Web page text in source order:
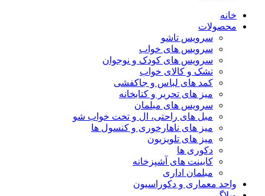
خانه
محصولات
سرویس تاشو
سرویس های خواب
سرویس های کودک و نوجوان
تشک و کالای خواب
کمد های لباس و جاکفشی
میز های تحریر و کتابخانه
سرویس های مبلمان
مبل های راحتی، ال و تخت خواب شو
میز های ناهارخوری و کنسول ها
میز های تلویزیون
دکوری ها
کابینت های آشپزخانه
مبلمان اداری
واحد معماری و دکوراسیون